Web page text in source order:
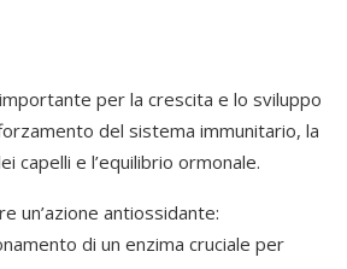
per la crescita e lo sviluppo
del sistema immunitario, la
capelli e l’equilibrio ormonale.
un’azione antiossidante:
di un enzima cruciale per